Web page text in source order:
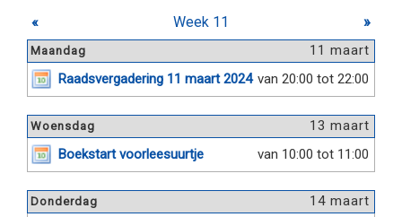
« Week 11 »
11 maart
Maandag
van 20:00 tot 22:00
Raadsvergadering 11 maart 2024
13 maart
Woensdag
van 10:00 tot 11:00
Boekstart voorleesuurtje
14 maart
Donderdag